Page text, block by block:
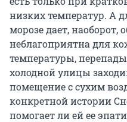
низких температур. А
морозе дает,
неблагоприятна для
температуры,
холодной улицы
помещение с сухим
конкретной истории
помогает ли ей ее